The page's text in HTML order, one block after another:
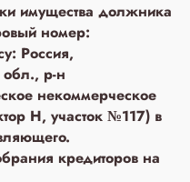
имущества должника
номер:
Россия,
обл., р-н
некоммерческое
Н, участок №117) в
кредиторов на